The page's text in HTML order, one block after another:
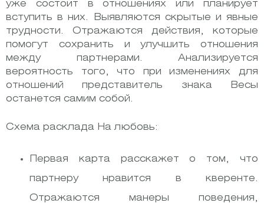
уже состоит в отношениях или планирует
вступить в них. Выявляются скрытые и явные
трудности. Отражаются действия, которые
помогут сохранить и улучшить отношения
между партнерами. Анализируется
вероятность того, что при изменениях для
отношений представитель знака Весы
останется самим собой.
Схема расклада На любовь:
Первая карта расскажет о том, что
партнеру нравится в кверенте.
Отражаются манеры поведения,